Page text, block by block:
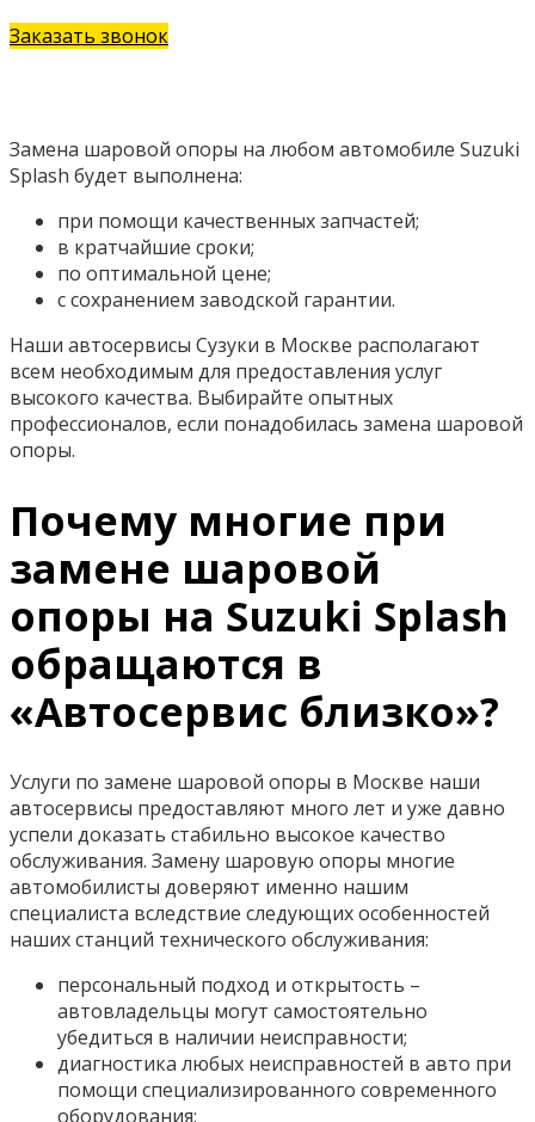
Заказать звонок
Замена шаровой опоры на любом автомобиле Suzuki
Splash будет выполнена:
при помощи качественных запчастей;
в кратчайшие сроки;
по оптимальной цене;
с сохранением заводской гарантии.
Наши автосервисы Сузуки в Москве располагают
всем необходимым для предоставления услуг
высокого качества. Выбирайте опытных
профессионалов, если понадобилась замена шаровой
опоры.
Почему многие при
замене шаровой
опоры на Suzuki Splash
обращаются в
«Автосервис близко»?
Услуги по замене шаровой опоры в Москве наши
автосервисы предоставляют много лет и уже давно
успели доказать стабильно высокое качество
обслуживания. Замену шаровую опоры многие
автомобилисты доверяют именно нашим
специалиста вследствие следующих особенностей
наших станций технического обслуживания:
персональный подход и открытость –
автовладельцы могут самостоятельно
убедиться в наличии неисправности;
диагностика любых неисправностей в авто при
помощи специализированного современного
оборудования;